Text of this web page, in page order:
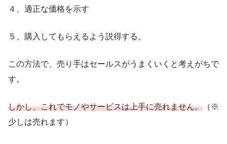
４、適正な価格を示す
５、購入してもらえるよう説得する。
この方法で、売り手はセールスがうまくいくと考えがちで
す。
しかし、これでモノやサービスは上手に売れません。 （※
少しは売れます）